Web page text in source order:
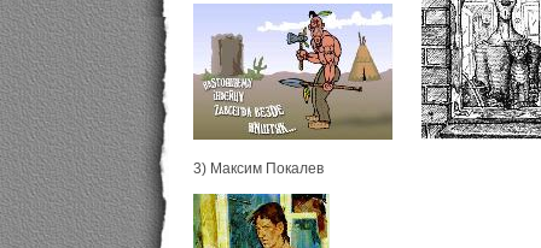
3) Максим Покалев